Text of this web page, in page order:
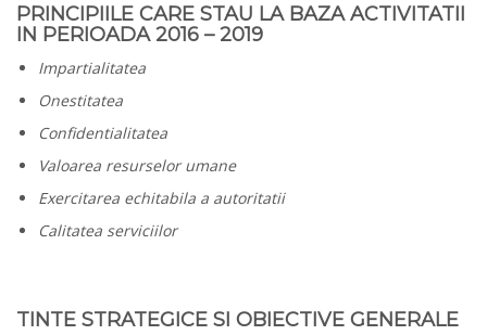
PRINCIPIILE CARE STAU LA BAZA ACTIVITATII
IN PERIOADA 2016 – 2019
Impartialitatea
Onestitatea
Confidentialitatea
Valoarea resurselor umane
Exercitarea echitabila a autoritatii
Calitatea serviciilor
TINTE STRATEGICE SI OBIECTIVE GENERALE